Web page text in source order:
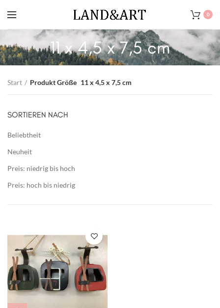
0
11 x 4,5 x 7,5 cm
Start Produkt Größe 11 x 4,5 x 7,5 cm
SORTIEREN NACH
Beliebtheit
Neuheit
Preis: niedrig bis hoch
Preis: hoch bis niedrig